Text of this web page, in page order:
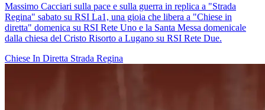
Massimo Cacciari sulla pace e sulla guerra in replica a "Strada
Regina" sabato su RSI La1, una gioia che libera a "Chiese in
diretta" domenica su RSI Rete Uno e la Santa Messa domenicale
dalla chiesa del Cristo Risorto a Lugano su RSI Rete Due.
Chiese In Diretta Strada Regina